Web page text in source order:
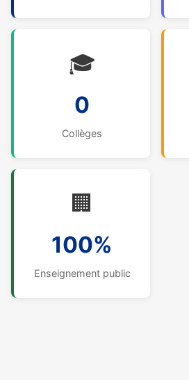
🎓
0
Collèges
🏢
100%
Enseignement public